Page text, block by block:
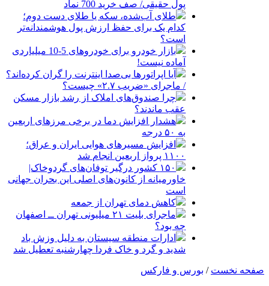
پول حقیقی/ صف خرید 700 نماد
طلای آب‌شده، سکه یا طلای دست دوم؛
کدام یک برای حفظ ارزش پول هوشمندانه‌تر
است؟
بازار خودرو برای خودروهای 5-10 میلیاردی
آماده نیست!
آیا اپراتورها بی‌صدا اینترنت را گران کرده‌اند؟
/ ماجرای «ضریب ۲.۷» چیست؟
چرا صندوق‌های املاک از رشد بازار مسکن
عقب ماندند؟
هشدار افزایش دما در برخی مرزهای اربعین
به ۵۰ درجه
افزایش مسیرهای هوایی ایران و عراق؛
۱۱۰۰ پرواز اربعین انجام شد
۱۵۰ کشور درگیر توفان‌های گردوخاک|
خاورمیانه از کانون‌های اصلی این بحران جهانی
است
کاهش دمای تهران از جمعه
ماجرای بلیت ۲۱ میلیونی تهران ــ اصفهان
چه بود؟
ادارات منطقه سیستان به دلیل وزش باد
شدید و گرد و خاک فردا چهارشنبه تعطیل شد
صفحه نخست / بورس و فارکس